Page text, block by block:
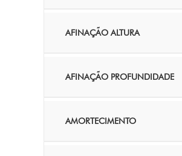
AFINAÇÃO ALTURA
AFINAÇÃO PROFUNDIDADE
AMORTECIMENTO